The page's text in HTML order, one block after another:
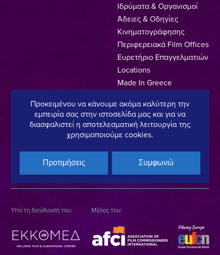
Ιδρύματα & Οργανισμοί
Άδειες & Οδηγίες
Κινηματογράφησης
Περιφερειακά Film Offices
Ευρετήριο Επαγγελματιών
Locations
Made In Greece
Επικοινωνία
Πολιτική Απορρήτου Όροι Χρήσης Πολιτική Cookies
Copyright © 2025, Hellenic Film & Audiovisual Center
Υπό τη διεύθυνση του: Μέλος του:
Προκειμένου να κάνουμε ακόμα καλύτερη την
εμπειρία σας στην ιστοσελίδα μας και για να
διασφαλιστεί η αποτελεσματική λειτουργία της
χρησιμοποιούμε cookies.
Προτιμήσεις Συμφωνώ